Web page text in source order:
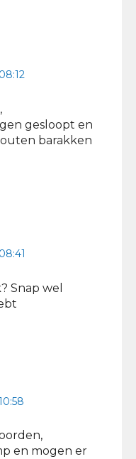
gesloopt en
barakken
Snap wel
en mogen er